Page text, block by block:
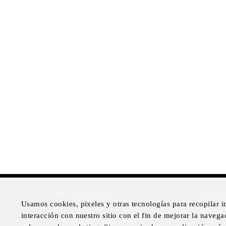
Press Room
Four Seasons Magazine
Legal
Privacy
Usamos cookies, pixeles y otras tecnologías para recopilar
interacción con nuestro sitio con el fin de mejorar la